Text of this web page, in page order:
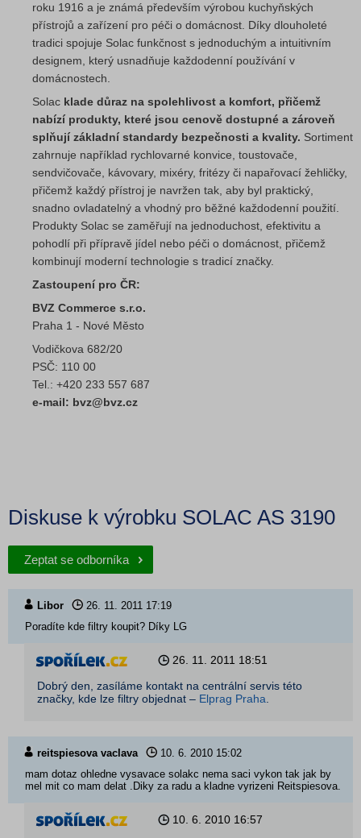
roku 1916 a je známá především výrobou kuchyňských
přístrojů a zařízení pro péči o domácnost. Díky dlouholeté
tradici spojuje Solac funkčnost s jednoduchým a intuitivním
designem, který usnadňuje každodenní používání v
domácnostech.
Solac klade důraz na spolehlivost a komfort, přičemž
nabízí produkty, které jsou cenově dostupné a zároveň
splňují základní standardy bezpečnosti a kvality. Sortiment
zahrnuje například rychlovarné konvice, toustovače,
sendvičovače, kávovary, mixéry, fritézy či napařovací žehličky,
přičemž každý přístroj je navržen tak, aby byl praktický,
snadno ovladatelný a vhodný pro běžné každodenní použití.
Produkty Solac se zaměřují na jednoduchost, efektivitu a
pohodlí při přípravě jídel nebo péči o domácnost, přičemž
kombinují moderní technologie s tradicí značky.
Zastoupení pro ČR:
BVZ Commerce s.r.o.
Praha 1 - Nové Město
Vodičkova 682/20
PSČ: 110 00
Tel.: +420 233 557 687
e-mail: bvz@bvz.cz
Diskuse k výrobku SOLAC AS 3190
Zeptat se odborníka
Libor 26. 11. 2011 17:19
Poradíte kde filtry koupit? Díky LG
26. 11. 2011 18:51
Dobrý den, zasíláme kontakt na centrální servis této
značky, kde lze filtry objednat – Elprag Praha.
reitspiesova vaclava 10. 6. 2010 15:02
mam dotaz ohledne vysavace solakc nema saci vykon tak jak by
mel mit co mam delat .Diky za radu a kladne vyrizeni Reitspiesova.
10. 6. 2010 16:57